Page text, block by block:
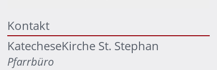
Kontakt
KatecheseKirche St. Stephan
Pfarrbüro